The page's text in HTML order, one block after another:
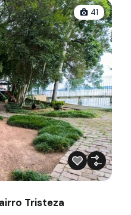
41
Tristeza